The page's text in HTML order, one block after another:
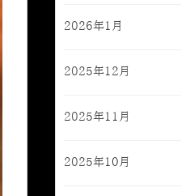
2026年1月
2025年12月
2025年11月
2025年10月